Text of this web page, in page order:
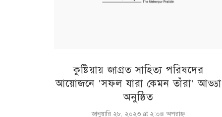
কুষ্টিয়ায় জাগ্রত সাহিত্য পরিষদের
আয়োজনে ‘সফল যারা কেমন তাঁরা’ আড্ডা
অনুষ্ঠিত
জানুয়ারি ২৮, ২০২৩ at ২:০৪ অপরাহ্ণ